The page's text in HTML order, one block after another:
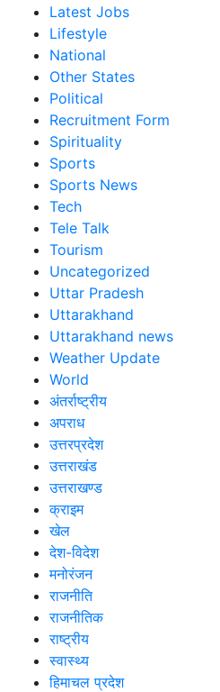
Latest Jobs
Lifestyle
National
Other States
Political
Recruitment Form
Spirituality
Sports
Sports News
Tech
Tele Talk
Tourism
Uncategorized
Uttar Pradesh
Uttarakhand
Uttarakhand news
Weather Update
World
अंतर्राष्ट्रीय
अपराध
उत्तरप्रदेश
उत्तराखंड
उत्तराखण्ड
क्राइम
खेल
देश-विदेश
मनोरंजन
राजनीति
राजनीतिक
राष्ट्रीय
स्वास्थ्य
हिमाचल प्रदेश